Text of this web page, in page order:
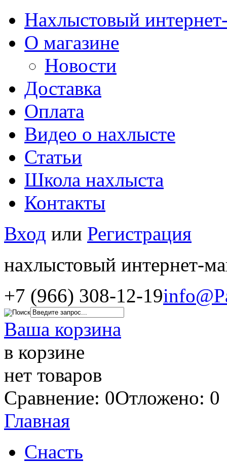
Нахлыстовый
О магазине
Новости
Доставка
Оплата
Видео о нахлысте
Статьи
Школа нахлыста
Контакты
Вход или Регистрация
нахлыстовый интернет-
+7 (966) 308-12-19
Ваша корзина
в корзине
нет товаров
Сравнение: 0Отложено: 0
Главная
Снасть